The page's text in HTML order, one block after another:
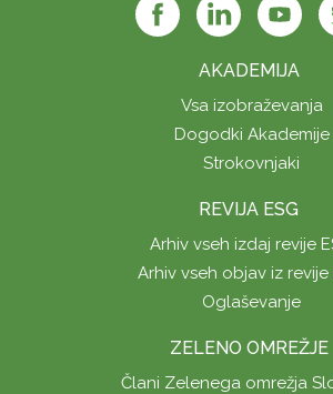
AKADEMIJA
Vsa izobraževanja
Dogodki Akademije
Strokovnjaki
REVIJA ESG
Arhiv vseh izdaj revije
Arhiv vseh objav iz revije
Oglaševanje
ZELENO OMREŽJE
Člani Zelenega omrežja